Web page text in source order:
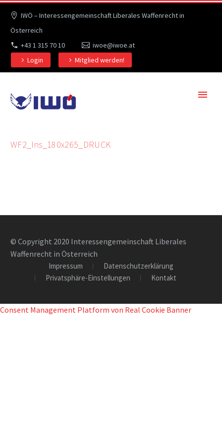
IWÖ – Interessengemeinschaft Liberales Waffenrecht in
Österreich
+43 1 315 70 10
iwoe@iwoe.at
Login
Mitglied werden!
WF2_Ins_180x265_DRUCK
© Copyright 2020 Interessengemeinschaft Liberales
Waffenrecht in Österreich
Impressum
Datenschutzerklärung
Privatsphäre-Einstellungen
Kontakt
Consent Management Platform von Real Cookie Banner